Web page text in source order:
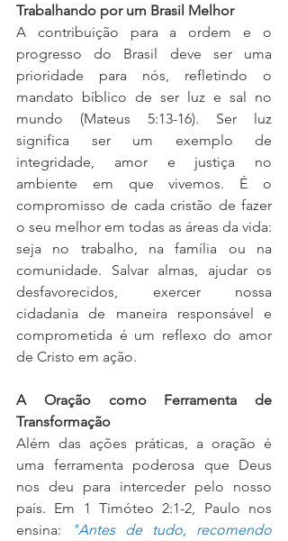
Trabalhando por um Brasil Melhor
A contribuição para a ordem e o
progresso do Brasil deve ser uma
prioridade para nós, refletindo o
mandato bíblico de ser luz e sal no
mundo (Mateus 5:13-16). Ser luz
significa ser um exemplo de
integridade, amor e justiça no
ambiente em que vivemos. É o
compromisso de cada cristão de fazer
o seu melhor em todas as áreas da vida:
seja no trabalho, na família ou na
comunidade. Salvar almas, ajudar os
desfavorecidos, exercer nossa
cidadania de maneira responsável e
comprometida é um reflexo do amor
de Cristo em ação.
A Oração como Ferramenta de
Transformação
Além das ações práticas, a oração é
uma ferramenta poderosa que Deus
nos deu para interceder pelo nosso
país. Em 1 Timóteo 2:1-2, Paulo nos
ensina:
"Antes de tudo, recomendo